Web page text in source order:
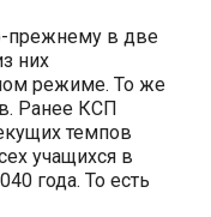
прежнему в две
них
режиме. То же
Ранее КСП
темпов
учащихся в
года. То есть